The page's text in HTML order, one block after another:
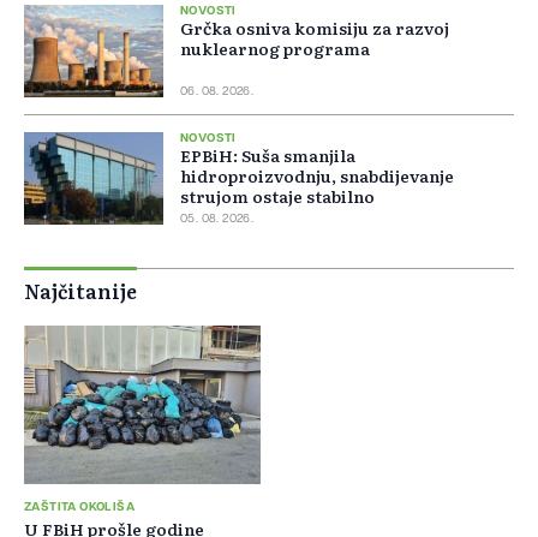
NOVOSTI
Grčka osniva komisiju za razvoj
nuklearnog programa
06. 08. 2026.
NOVOSTI
EPBiH: Suša smanjila
hidroproizvodnju, snabdijevanje
strujom ostaje stabilno
05. 08. 2026.
Najčitanije
ZAŠTITA OKOLIŠA
U FBiH prošle godine